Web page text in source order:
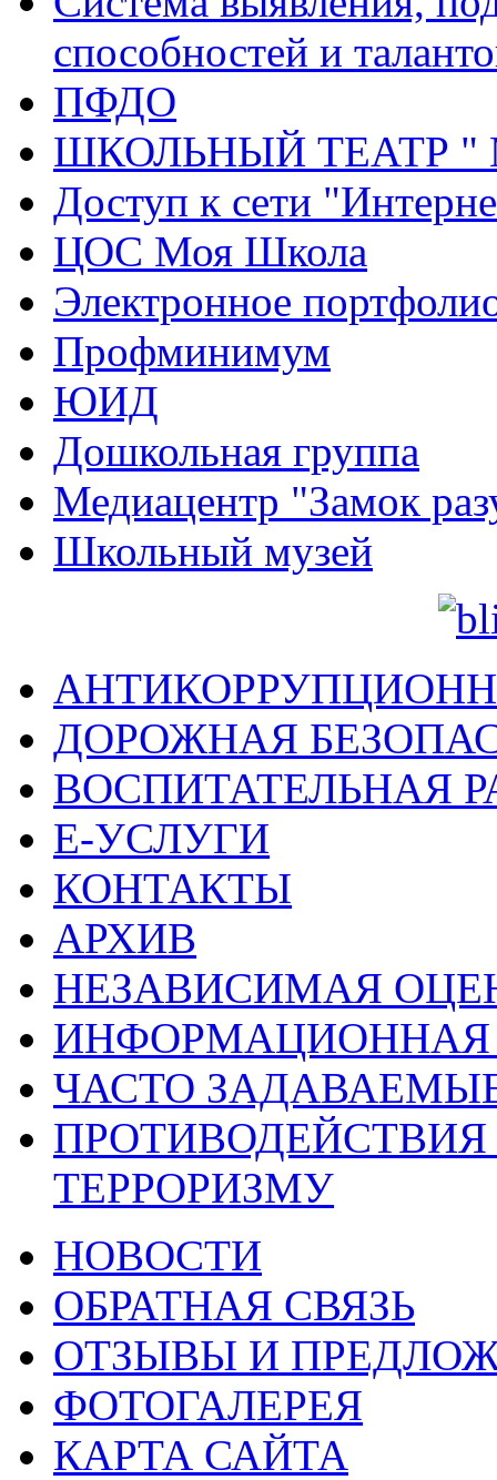
способностей и
ПФДО
ШКОЛЬНЫЙ ТЕАТР
Доступ к сети
ЦОС Моя Школа
Электронное
Профминимум
ЮИД
Дошкольная группа
Медиацентр "Замок
Школьный музей
ДОРОЖНАЯ
ВОСПИТАТЕЛЬНАЯ
Е-УСЛУГИ
КОНТАКТЫ
АРХИВ
НЕЗАВИСИМАЯ
ИНФОРМАЦИОННАЯ
ЧАСТО
ТЕРРОРИЗМУ
НОВОСТИ
ОБРАТНАЯ СВЯЗЬ
ОТЗЫВЫ И
ФОТОГАЛЕРЕЯ
КАРТА САЙТА